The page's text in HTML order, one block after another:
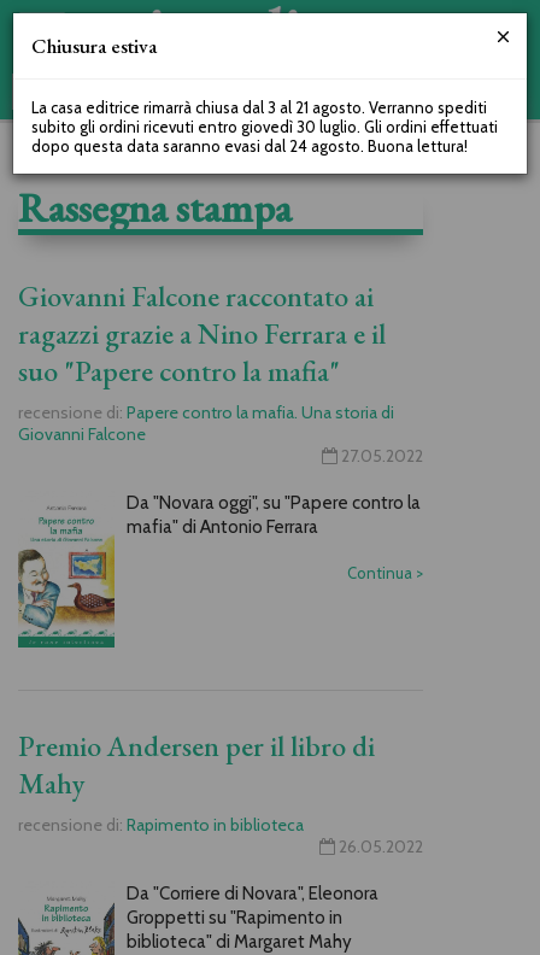
Rassegna stampa
Giovanni Falcone raccontato ai
ragazzi grazie a Nino Ferrara e il
suo "Papere contro la mafia"
recensione di: Papere contro la mafia. Una storia di
Giovanni Falcone
27.05.2022
Da "Novara oggi", su "Papere contro la
mafia" di Antonio Ferrara
Continua >
Premio Andersen per il libro di
Mahy
recensione di: Rapimento in biblioteca
26.05.2022
Da "Corriere di Novara", Eleonora
Groppetti su "Rapimento in
biblioteca" di Margaret Mahy
Chiusura estiva
La casa editrice rimarrà chiusa dal 3 al 21 agosto. Verranno spediti
subito gli ordini ricevuti entro giovedì 30 luglio. Gli ordini effettuati
dopo questa data saranno evasi dal 24 agosto. Buona lettura!